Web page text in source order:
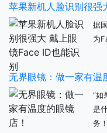
苹果新机人脸识别很强
据
为
无界眼镜：做一家有温
“如
是
务